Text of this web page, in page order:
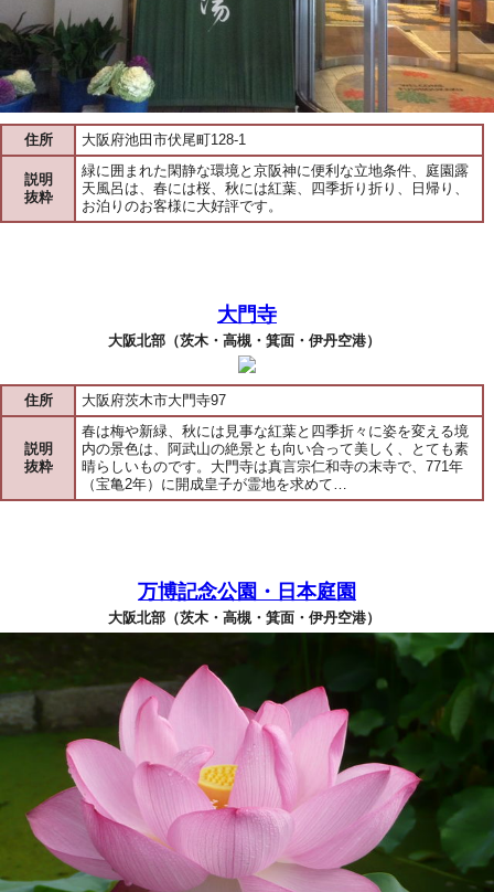
住所 大阪府池田市伏尾町128-1
説明
抜粋
緑に囲まれた閑静な環境と京阪神に便利な立地条件、庭園露
天風呂は、春には桜、秋には紅葉、四季折り折り、日帰り、
お泊りのお客様に大好評です。
大門寺
大阪北部（茨木・高槻・箕面・伊丹空港）
住所 大阪府茨木市大門寺97
説明
抜粋
春は梅や新緑、秋には見事な紅葉と四季折々に姿を変える境
内の景色は、阿武山の絶景とも向い合って美しく、とても素
晴らしいものです。大門寺は真言宗仁和寺の末寺で、771年
（宝亀2年）に開成皇子が霊地を求めて…
万博記念公園・日本庭園
大阪北部（茨木・高槻・箕面・伊丹空港）